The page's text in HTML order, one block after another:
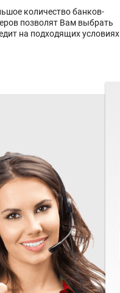
количество банков-
позволят Вам выбрать
на подходящих условиях